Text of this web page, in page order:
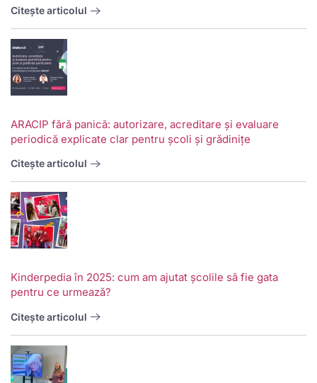
Citește articolul
ARACIP fără panică: autorizare, acreditare și evaluare
periodică explicate clar pentru școli și grădinițe
Citește articolul
Kinderpedia în 2025: cum am ajutat școlile să fie gata
pentru ce urmează?
Citește articolul